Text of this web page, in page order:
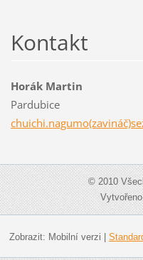
Kontakt
Horák Martin
Pardubice
© 2010
Zobrazit: Mobilní verzi